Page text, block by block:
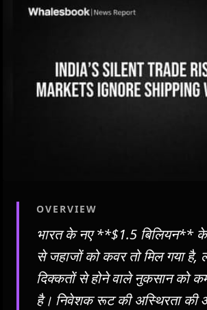
OVERVIEW
भारत के नए **$1.5 बिलियन** के
से जहाजों को कवर तो मिल गया है,
दिक्कतों से होने वाले नुकसान को
है। निवेशक रूट की अस्थिरता की